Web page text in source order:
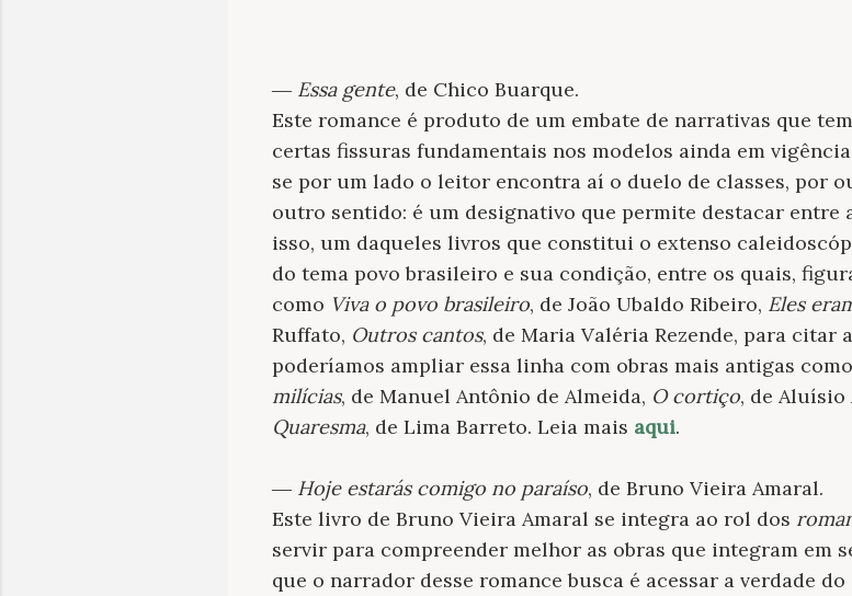
― Essa gente, de Chico Buarque.
Este romance é produto de um embate de narrativas que
certas fissuras fundamentais nos modelos ainda em
se por um lado o leitor encontra aí o duelo de classes, por
outro sentido: é um designativo que permite destacar entre
isso, um daqueles livros que constitui o extenso
do tema povo brasileiro e sua condição, entre os quais,
como Viva o povo brasileiro, de João Ubaldo Ribeiro, Eles
Ruffato, Outros cantos, de Maria Valéria Rezende, para citar
poderíamos ampliar essa linha com obras mais antigas como
milícias, de Manuel Antônio de Almeida, O cortiço, de Aluísio
Quaresma, de Lima Barreto. Leia mais aqui.
― Hoje estarás comigo no paraíso, de Bruno Vieira Amaral.
Este livro de Bruno Vieira Amaral se integra ao rol dos
servir para compreender melhor as obras que integram em
que o narrador desse romance busca é acessar a verdade